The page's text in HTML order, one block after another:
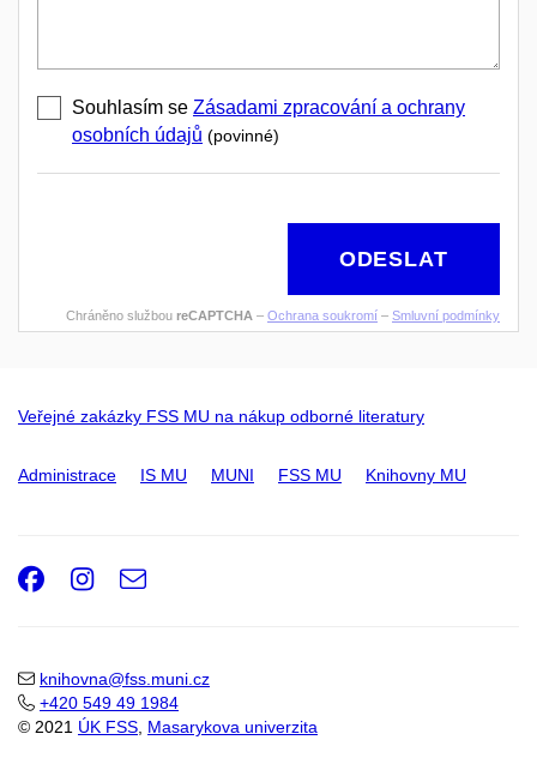
Souhlasím se Zásadami zpracování a ochrany
osobních údajů (povinné)
ODESLAT
Chráněno službou reCAPTCHA – Ochrana soukromí – Smluvní podmínky
Veřejné zakázky FSS MU na nákup odborné literatury
Administrace IS MU MUNI FSS MU Knihovny MU
knihovna@fss.muni.cz
+420 549 49 1984
© 2021 ÚK FSS, Masarykova univerzita
Facebook
Instagram
e-